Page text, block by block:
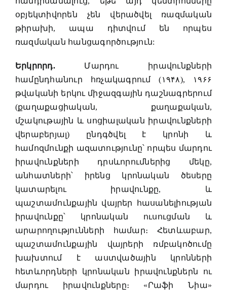
օբյեկտիվորեն չեն վերածվել ռազմական
թիրախի, ապա դիտվում են որպես
ռազմական հանցագործություն:
Երկրորդ.Մարդու իրավունքների
համընդհանուր հռչակագրում (۱۹۴۸), ۱۹۶۶
թվականի երկու միջազգային դաշնագրերում
(քաղաքացիական, քաղաքական,
մշակութային և սոցիալական իրավունքների
վերաբերյալ) ընդգծվել է կրոնի և
համոզմունքի ազատությունը՝ որպես մարդու
իրավունքների դրսևորումներից մեկը,
անհատների՝ իրենց կրոնական ծեսերը
կատարելու իրավունքը, և
պաշտամունքային վայրեր հասանելիության
իրավունքը՝ կրոնական ուսուցման և
արարողությունների համար։ Հետևաբար,
պաշտամունքային վայրերի ռմբակոծումը
խախտում է աստվածային կրոնների
հետևորդների կրոնական իրավունքներն ու
մարդու իրավունքները։ «Րաֆի Նիա»